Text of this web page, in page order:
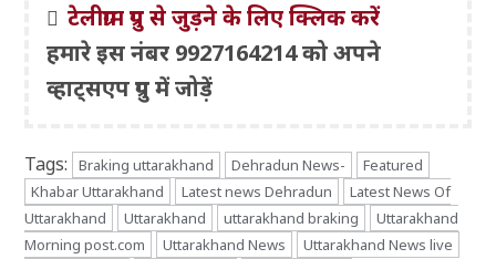
टेलीग्राम ग्रुप से जुड़ने के लिए क्लिक करें
हमारे इस नंबर 9927164214 को अपने
व्हाट्सएप ग्रुप में जोड़ें
Tags: Braking uttarakhand Dehradun News-
Featured
Khabar Uttarakhand
Latest news Dehradun
Latest News Of
Uttarakhand
Uttarakhand uttarakhand braking
Uttarakhand
Morning post.com
Uttarakhand News
Uttarakhand News live